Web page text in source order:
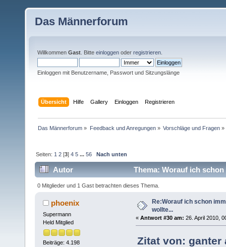
Das Männerforum
Willkommen Gast . Bitte einloggen oder registrieren
Einloggen mit Benutzername, Passwort und Sitzungslänge
Übersicht Hilfe Gallery Einloggen Registrieren
Das Männerforum » Feedback und Anregungen» Vorschläge und Fragen»
Seiten: 1 2 [3]4 5 ...56 Nach unten
Autor Thema: Worauf ich
0 Mitglieder und 1 Gast betrachten dieses Thema.
phoenix
Supermann
Held Mitglied
Beiträge: 4.198
Re:Worauf ich schon
wollte...
« Antwort #30 am: 26. April 2010,
Zitat von: ganter